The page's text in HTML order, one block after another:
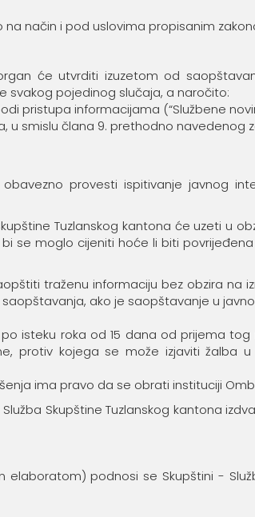
način i pod uslovima propisanim
će utvrditi izuzetom od
svakog pojedinog slučaja, a naročito:
pristupa informacijama (“Službene
u smislu člana 9. prethodno navedenog
obavezno provesti ispitivanje javnog
Tuzlanskog kantona će uzeti u
se moglo cijeniti hoće li biti
traženu informaciju bez obzira na
ako je saopštavanje u
isteku roka od 15 dana od prijema
protiv kojega se može izjaviti
ima pravo da se obrati instituciji
Skupštine Tuzlanskog kantona
podnosi se Skupštini -